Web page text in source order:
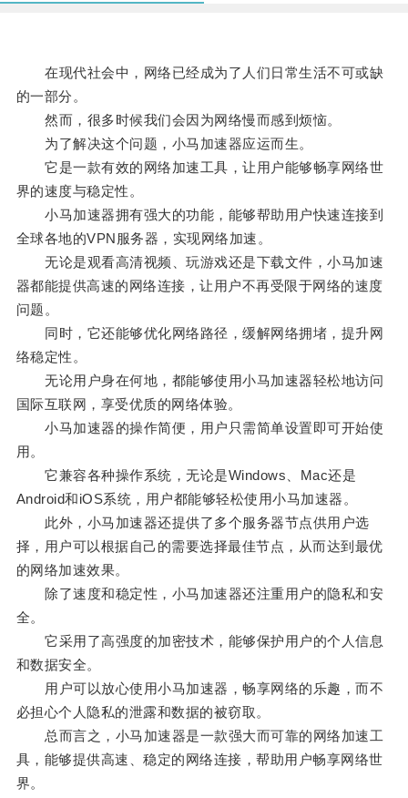
在现代社会中，网络已经成为了人们日常生活不可或缺
的一部分。
然而，很多时候我们会因为网络慢而感到烦恼。
为了解决这个问题，小马加速器应运而生。
它是一款有效的网络加速工具，让用户能够畅享网络世
界的速度与稳定性。
小马加速器拥有强大的功能，能够帮助用户快速连接到
全球各地的VPN服务器，实现网络加速。
无论是观看高清视频、玩游戏还是下载文件，小马加速
器都能提供高速的网络连接，让用户不再受限于网络的速度
问题。
同时，它还能够优化网络路径，缓解网络拥堵，提升网
络稳定性。
无论用户身在何地，都能够使用小马加速器轻松地访问
国际互联网，享受优质的网络体验。
小马加速器的操作简便，用户只需简单设置即可开始使
用。
它兼容各种操作系统，无论是Windows、Mac还是
Android和iOS系统，用户都能够轻松使用小马加速器。
此外，小马加速器还提供了多个服务器节点供用户选
择，用户可以根据自己的需要选择最佳节点，从而达到最优
的网络加速效果。
除了速度和稳定性，小马加速器还注重用户的隐私和安
全。
它采用了高强度的加密技术，能够保护用户的个人信息
和数据安全。
用户可以放心使用小马加速器，畅享网络的乐趣，而不
必担心个人隐私的泄露和数据的被窃取。
总而言之，小马加速器是一款强大而可靠的网络加速工
具，能够提供高速、稳定的网络连接，帮助用户畅享网络世
界。